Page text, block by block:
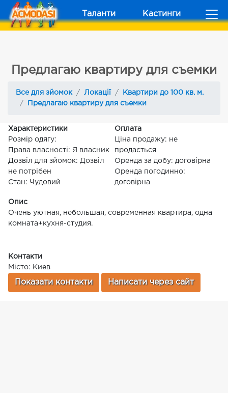
Таланти Кастинги
Предлагаю квартиру для съемки
Все для зйомок Локації
Квартири до 100 кв. м.
Предлагаю квартиру для съемки
Характеристики
Розмір одягу:
Права власності: Я власник
Дозвіл для зйомок: Дозвіл
не потрібен
Стан: Чудовий
Оплата
Ціна продажу: не
продається
Оренда за добу: договірна
Оренда погодинно:
договірна
Опис
Очень уютная, небольшая, современная квартира, одна
комната+кухня-студия.
Контакти
Місто: Киев
Показати контакти Написати через сайт